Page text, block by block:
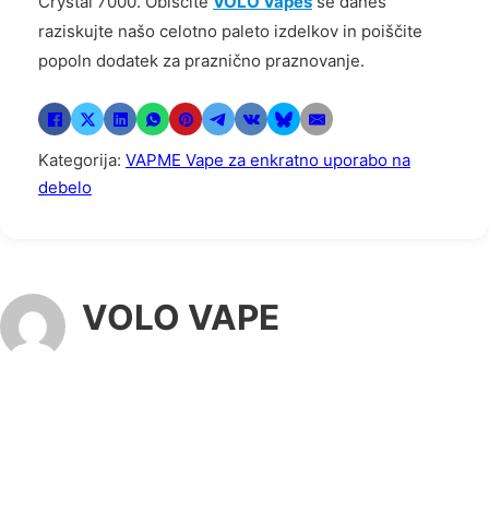
raziskujte našo celotno paleto izdelkov in poiščite
popoln dodatek za praznično praznovanje.
Kategorija: VAPME Vape za enkratno uporabo na
debelo
VOLO VAPE